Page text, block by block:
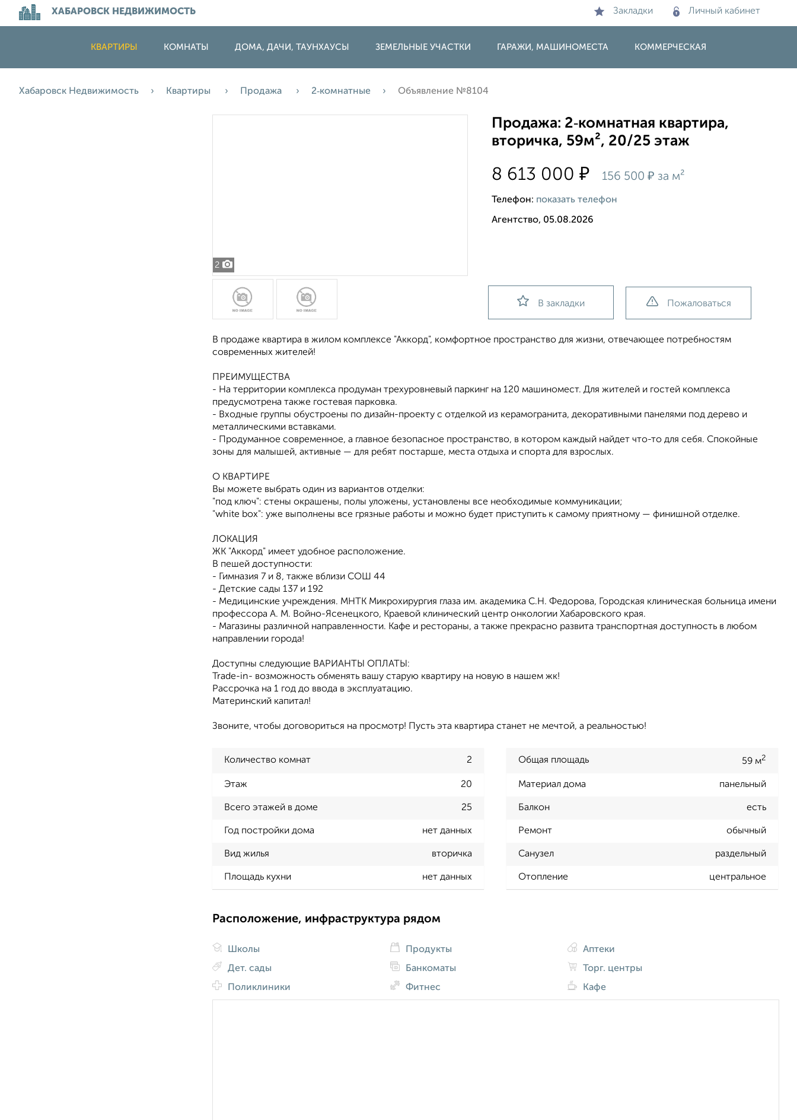
ХАБАРОВСК НЕДВИЖИМОСТЬ Закладки Личный кабинет
КВАРТИРЫ КОМНАТЫ ДОМА, ДАЧИ, ТАУНХАУСЫ ЗЕМЕЛЬНЫЕ УЧАСТКИ ГАРАЖИ, МАШИНОМЕСТА КОММЕРЧЕСКАЯ
Хабаровск Недвижимость Квартиры Продажа 2‑комнатные Объявление №8104
2
Продажа: 2‑комнатная квартира,
вторичка, 59м², 20/25 этаж
8 613 000₽ 156 500₽ за м²
Телефон: показать телефон
Агентство, 05.08.2026
В закладки Пожаловаться
В продаже квартира в жилом комплексе "Аккорд", комфортное пространство для жизни, отвечающее потребностям
современных жителей!
ПРЕИМУЩЕСТВА
- На территории комплекса продуман трехуровневый паркинг на 120 машиномест. Для жителей и гостей комплекса
предусмотрена также гостевая парковка.
- Входные группы обустроены по дизайн-проекту с отделкой из керамогранита, декоративными панелями под дерево и
металлическими вставками.
- Продуманное современное, а главное безопасное пространство, в котором каждый найдет что-то для себя. Спокойные
зоны для малышей, активные — для ребят постарше, места отдыха и спорта для взрослых.
О КВАРТИРЕ
Вы можете выбрать один из вариантов отделки:
"под ключ": стены окрашены, полы уложены, установлены все необходимые коммуникации;
"white box": уже выполнены все грязные работы и можно будет приступить к самому приятному — финишной отделке.
ЛОКАЦИЯ
ЖК "Аккорд" имеет удобное расположение.
В пешей доступности:
- Гимназия 7 и 8, также вблизи СОШ 44
- Детские сады 137 и 192
- Медицинские учреждения. МНТК Микрохирургия глаза им. академика С.Н. Федорова, Городская клиническая больница имени
профессора А. М. Войно-Ясенецкого, Краевой клинический центр онкологии Хабаровского края.
- Магазины различной направленности. Кафе и рестораны, а также прекрасно развита транспортная доступность в любом
направлении города!
Доступны следующие ВАРИАНТЫ ОПЛАТЫ:
Trade-in- возможность обменять вашу старую квартиру на новую в нашем жк!
Рассрочка на 1 год до ввода в эксплуатацию.
Материнский капитал!
Звоните, чтобы договориться на просмотр! Пусть эта квартира станет не мечтой, а реальностью!
Количество комнат 2 Общая площадь 59 м2
Этаж 20 Материал дома панельный
Всего этажей в доме 25 Балкон есть
Год постройки дома нет данных Ремонт обычный
Вид жилья вторичка Санузел раздельный
Площадь кухни нет данных Отопление центральное
Расположение, инфраструктура рядом
Школы
Дет. сады
Поликлиники
Продукты
Банкоматы
Фитнес
Аптеки
Торг. центры
Кафе